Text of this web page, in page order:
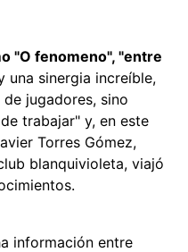
"O fenomeno", "entre
una sinergia increíble,
jugadores, sino
trabajar" y, en este
Torres Gómez,
blanquivioleta, viajó
información entre